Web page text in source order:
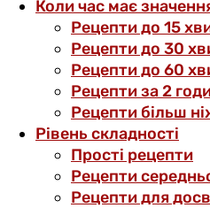
Коли час має
Рецепти до 15
Рецепти до 30
Рецепти до 60
Рецепти за 2
Рецепти більш
Рівень складності
Прості рецепти
Рецепти
Рецепти для